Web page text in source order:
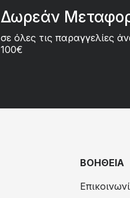
Δωρεάν
σε όλες τις παραγγελίες
100€
ΒΟΗΘΕΙΑ